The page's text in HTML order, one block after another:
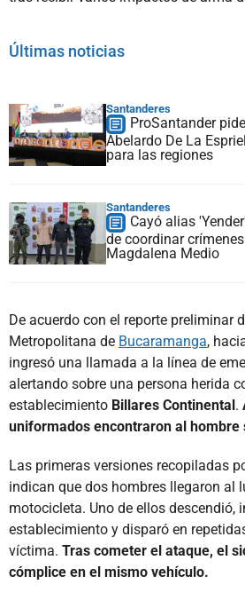
Últimas noticias
Santanderes
ProSantander
Abelardo De La
para las regiones
Santanderes
Cayó alias
de coordinar
Magdalena Medio
De acuerdo con el reporte preliminar
Metropolitana de Bucaramanga,
ingresó una llamada a la línea de
alertando sobre una persona herida
establecimiento Billares Continental.
uniformados encontraron al hombre
Las primeras versiones recopiladas
indican que dos hombres llegaron al
motocicleta. Uno de ellos descendió,
establecimiento y disparó en
víctima. Tras cometer el ataque, el
cómplice en el mismo vehículo.